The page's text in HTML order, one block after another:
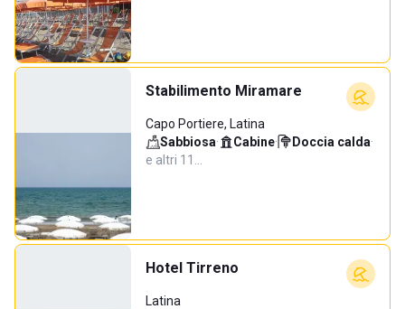
Stabilimento Miramare
Capo Portiere, Latina
Sabbiosa· Cabine· Doccia calda·
e altri 11…
Hotel Tirreno
Latina